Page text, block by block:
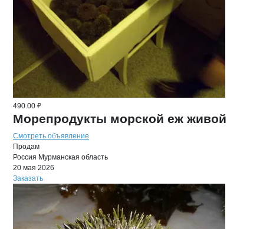
490.00 ₽
Морепродукты морской еж живой
Смотреть объявление
Продам
Россия Мурманская область
20 мая 2026
Заказать